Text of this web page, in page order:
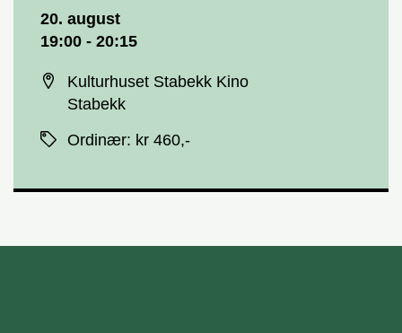
20. august
19:00 - 20:15
Kulturhuset Stabekk Kino
Stabekk
Ordinær: kr 460,-